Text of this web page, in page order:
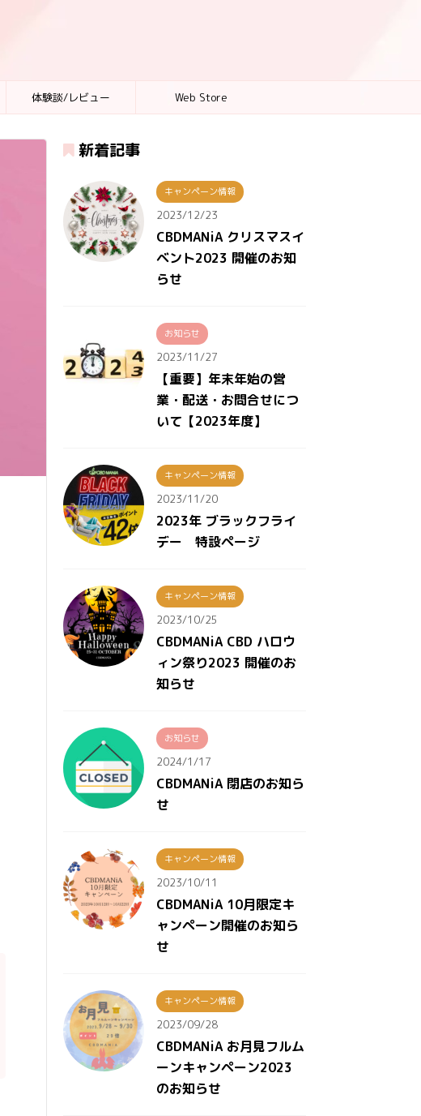
体験談/レビュー Web Store
新着記事
キャンペーン情報
2023/12/23
CBDMANiA クリスマスイ
ベント2023 開催のお知
らせ
お知らせ
2023/11/27
【重要】年末年始の営
業・配送・お問合せにつ
いて【2023年度】
キャンペーン情報
2023/11/20
2023年 ブラックフライ
デー 特設ページ
キャンペーン情報
2023/10/25
CBDMANiA CBD ハロウ
ィン祭り2023 開催のお
知らせ
お知らせ
2024/1/17
CBDMANiA 閉店のお知ら
せ
キャンペーン情報
2023/10/11
CBDMANiA 10月限定キ
ャンペーン開催のお知ら
せ
キャンペーン情報
2023/09/28
CBDMANiA お月見フルム
ーンキャンペーン2023
のお知らせ